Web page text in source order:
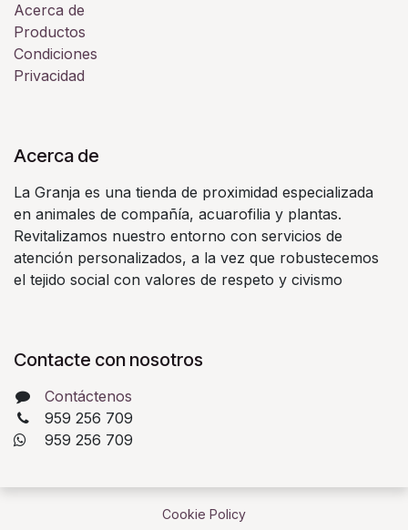
Acerca de
Productos
Condiciones
Privacidad
Acerca de
La Granja es una tienda de proximidad especializada
en animales de compañía, acuarofilia y plantas.
Revitalizamos nuestro entorno con servicios de
atención personalizados, a la vez que robustecemos
el tejido social con valores de respeto y civismo
Contacte con nosotros
Contáctenos
959 256 709
​ 959 256 709
Cookie Policy